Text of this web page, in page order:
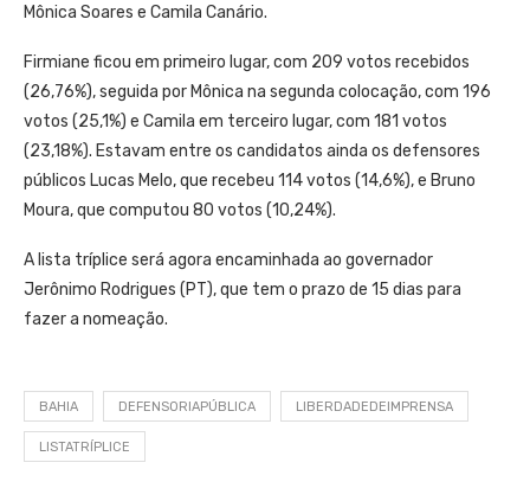
Mônica Soares e Camila Canário.
Firmiane ficou em primeiro lugar, com 209 votos recebidos
(26,76%), seguida por Mônica na segunda colocação, com 196
votos (25,1%) e Camila em terceiro lugar, com 181 votos
(23,18%). Estavam entre os candidatos ainda os defensores
públicos Lucas Melo, que recebeu 114 votos (14,6%), e Bruno
Moura, que computou 80 votos (10,24%).
A lista tríplice será agora encaminhada ao governador
Jerônimo Rodrigues (PT), que tem o prazo de 15 dias para
fazer a nomeação.
BAHIA DEFENSORIAPÚBLICA LIBERDADEDEIMPRENSA
LISTATRÍPLICE